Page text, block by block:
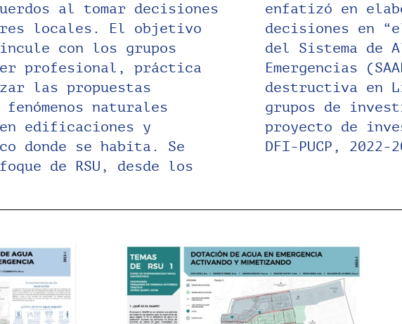
al tomar decisiones
locales. El objetivo
con los grupos
profesional, práctica
las propuestas
naturales
edificaciones y
donde se habita. Se
de RSU, desde los
una guía para tomar
de la unidad espacial
de Agua Para
ante sismos con energía
Se vinculó con los
e IPDESUR,
con impacto social,
DFI-PUCP, 2022-